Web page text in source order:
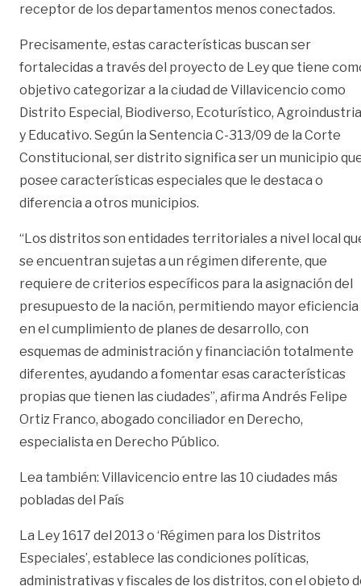
receptor de los departamentos menos conectados.
Precisamente, estas características buscan ser
fortalecidas a través del proyecto de Ley que tiene
objetivo categorizar a la ciudad de Villavicencio como
Distrito Especial, Biodiverso, Ecoturístico,
y Educativo. Según la Sentencia C-313/09 de la Corte
Constitucional, ser distrito significa ser un municipio
posee características especiales que le destaca o
diferencia a otros municipios.
“Los distritos son entidades territoriales a nivel local
se encuentran sujetas a un régimen diferente, que
requiere de criterios específicos para la asignación del
presupuesto de la nación, permitiendo mayor eficiencia
en el cumplimiento de planes de desarrollo, con
esquemas de administración y financiación totalmente
diferentes, ayudando a fomentar esas características
propias que tienen las ciudades”, afirma Andrés Felipe
Ortiz Franco, abogado conciliador en Derecho,
especialista en Derecho Público.
Lea también: Villavicencio entre las 10 ciudades más
pobladas del País
La Ley 1617 del 2013 o ‘Régimen para los Distritos
Especiales’, establece las condiciones políticas,
administrativas y fiscales de los distritos, con el objeto